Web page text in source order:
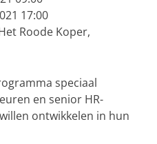
17:00
Roode Koper,
speciaal
en senior HR-
ontwikkelen in hun